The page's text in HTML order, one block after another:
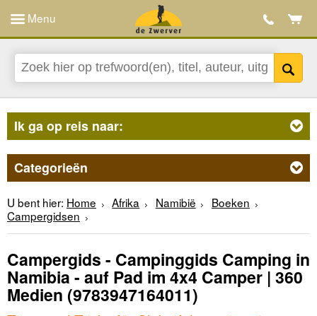
Menu
Ik ga op reis naar:
Categorieën
U bent hier: Home Afrika Namibië
Boeken
Campergidsen
Campergids - Campinggids Camping in
Namibia - auf Pad im 4x4 Camper | 360
Medien (9783947164011)